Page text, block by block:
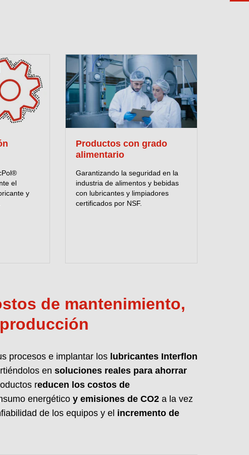
en lubricación para
lubricantes de alto rendimiento, limpiadores
de su planta, punto por punto, para
idóneo y las frecuencias de lubricación
garantizar una producción sin paradas por
el
y
Productos con grado
alimentario
Garantizando la seguridad en la
industria de alimentos y bebidas
con lubricantes y limpiadores
certificados por NSF.
de mantenimiento,
procesos e implantar los lubricantes Interflon
en soluciones reales para ahorrar
reducen los costos de
energéticoy emisiones de CO2a la vez
de los equipos y el incremento de